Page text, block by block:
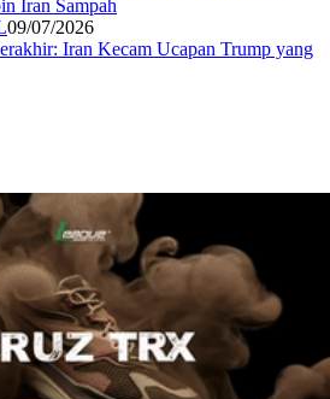
09/07/2026
Iran Kecam Ucapan Trump yang